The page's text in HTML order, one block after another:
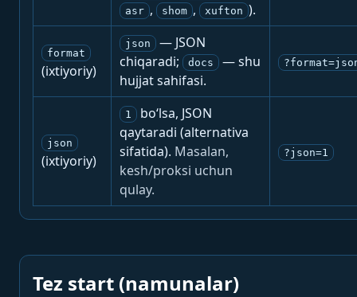
asr , shom , xufton ).
format
(ixtiyoriy)
json
— JSON
chiqaradi;
docs
— shu
hujjat sahifasi.
json
(ixtiyoriy)
1
bo‘lsa, JSON
qaytaradi (alternativa
sifatida). Masalan,
kesh/proksi uchun
qulay.
?json=1
Tez start (namunalar)